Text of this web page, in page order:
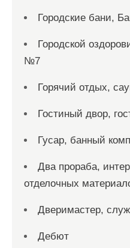
Городские бани,
Городской
№7
Горячий отдых,
Гостиный двор,
Гусар, банный
Два прораба,
отделочных
Дверимастер,
Дебют